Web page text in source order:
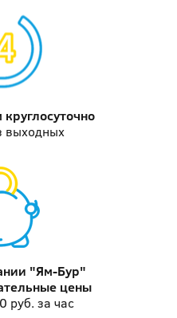
выходных
"Ям-Бур"
цены
руб. за час